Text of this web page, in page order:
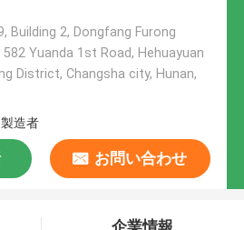
Building 2, Dongfang Furong
582 Yuanda 1st Road, Hehuayuan
District, Changsha city, Hunan,
造者
お問い合わせ